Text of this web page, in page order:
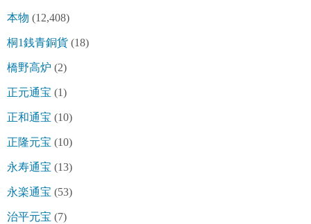
本物 (12,408)
桐1銭青銅貨 (18)
橋野高炉 (2)
正元通宝 (1)
正和通宝 (10)
正隆元宝 (10)
永寿通宝 (13)
永楽通宝 (53)
治平元宝 (7)